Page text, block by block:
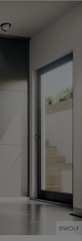
©WOLF